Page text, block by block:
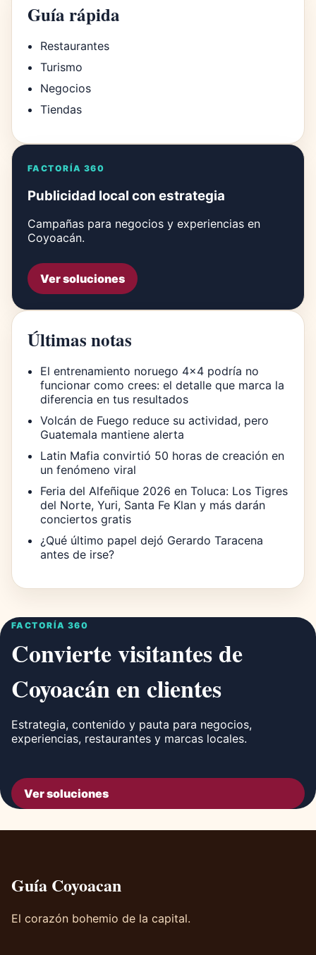
Guía rápida
Restaurantes
Turismo
Negocios
Tiendas
FACTORÍA 360
Publicidad local con estrategia
Campañas para negocios y experiencias en
Coyoacán.
Ver soluciones
Últimas notas
El entrenamiento noruego 4×4 podría no
funcionar como crees: el detalle que marca la
diferencia en tus resultados
Volcán de Fuego reduce su actividad, pero
Guatemala mantiene alerta
Latin Mafia convirtió 50 horas de creación en
un fenómeno viral
Feria del Alfeñique 2026 en Toluca: Los Tigres
del Norte, Yuri, Santa Fe Klan y más darán
conciertos gratis
¿Qué último papel dejó Gerardo Taracena
antes de irse?
FACTORÍA 360
Convierte visitantes de
Coyoacán en clientes
Estrategia, contenido y pauta para negocios,
experiencias, restaurantes y marcas locales.
Ver soluciones
Guía Coyoacan
El corazón bohemio de la capital.